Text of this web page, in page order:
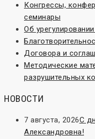
Конгрессы,
семинары
Об
Договора и
Методические
разрушительных
НОВОСТИ
7 августа, 2026С
Александровна!